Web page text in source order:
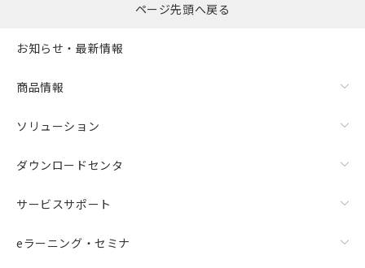
ページ先頭へ戻る
お知らせ・最新情報
商品情報
ソリューション
ダウンロードセンタ
サービスサポート
eラーニング・セミナ